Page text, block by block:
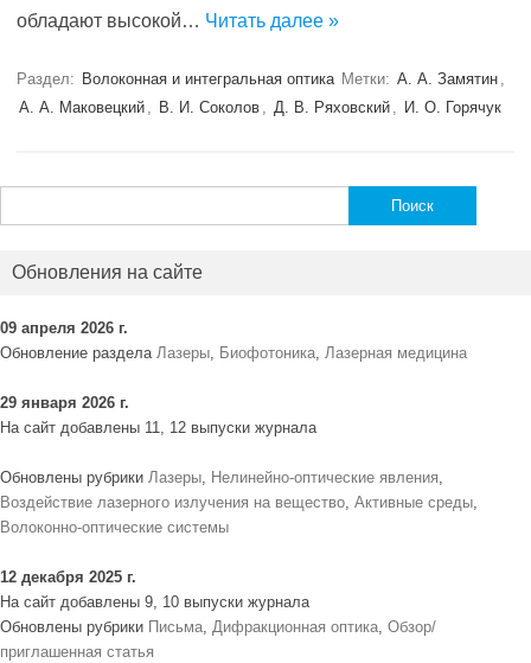
обладают высокой… Читать далее »
Раздел: Волоконная и интегральная оптика Метки: А. А. Замятин ,
А. А. Маковецкий , В. И. Соколов , Д. В. Ряховский , И. О. Горячук
Обновления на сайте
09 апреля 2026 г.
Обновление раздела Лазеры, Биофотоника, Лазерная медицина
29 января 2026 г.
На сайт добавлены 11, 12 выпуски журнала
Обновлены рубрики Лазеры, Нелинейно-оптические явления,
Воздействие лазерного излучения на вещество, Активные среды,
Волоконно-оптические системы
12 декабря 2025 г.
На сайт добавлены 9, 10 выпуски журнала
Обновлены рубрики Письма, Дифракционная оптика, Обзор/
приглашенная статья